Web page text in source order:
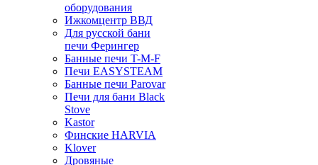
оборудования
Ижкомцентр ВВД
Для русской бани
печи Ферингер
Банные печи T-M-F
Печи EASYSTEAM
Банные печи Parovar
Печи для бани Black
Stove
Kastor
Финские HARVIA
Klover
Дровяные